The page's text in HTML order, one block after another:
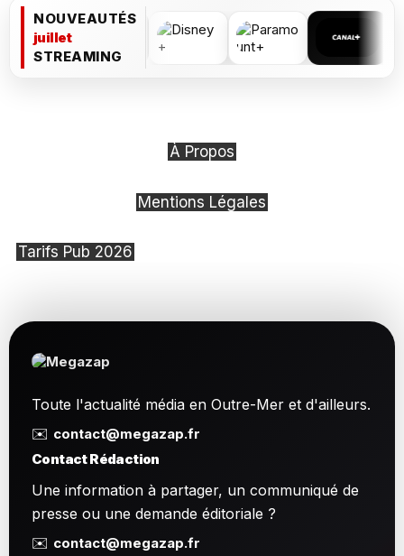
NOUVEAUTÉS
juillet
STREAMING
À Propos
Mentions Légales
Tarifs Pub 2026
Toute l'actualité média en Outre-Mer et d'ailleurs.
✉️ contact@megazap.fr
Contact Rédaction
Une information à partager, un communiqué de
presse ou une demande éditoriale ?
✉️ contact@megazap.fr